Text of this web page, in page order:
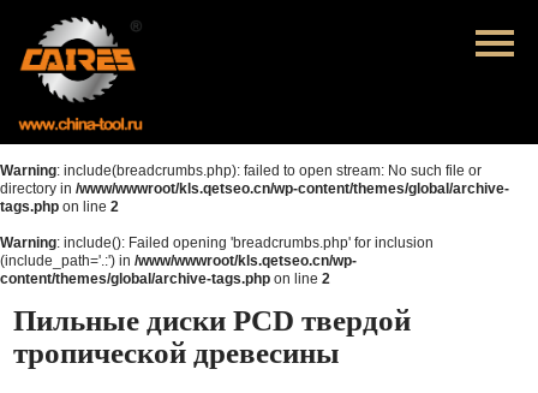
Главная
Продукция
О нас
Контакты
Warning: include(breadcrumbs.php): failed to open stream: No such file or
directory in /www/wwwroot/kls.qetseo.cn/wp-content/themes/global/archive-
tags.php on line 2
Warning: include(): Failed opening 'breadcrumbs.php' for inclusion
(include_path='.:') in /www/wwwroot/kls.qetseo.cn/wp-
content/themes/global/archive-tags.php on line 2
Пильные диски PCD твердой
тропической древесины